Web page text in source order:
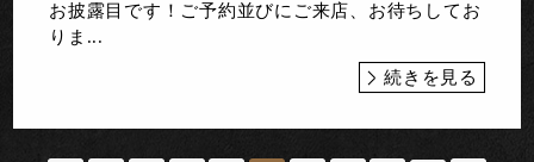
お披露目です！ご予約並びにご来店、お待ちしてお
りま...
続きを見る